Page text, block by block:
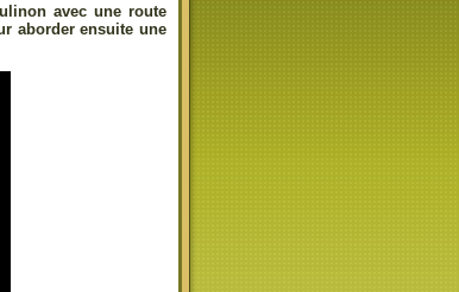
avec une route
aborder ensuite une